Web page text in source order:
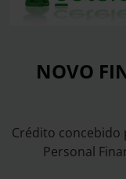
NOVO
Crédito concebido
Personal